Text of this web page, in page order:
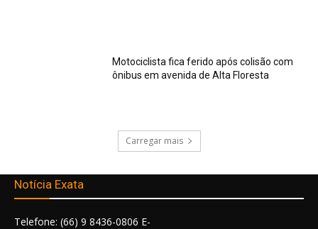
Motociclista fica ferido após colisão com
ônibus em avenida de Alta Floresta
Carregar mais
Notícia Exata
Telefone: (66) 9 8436-0806 E-